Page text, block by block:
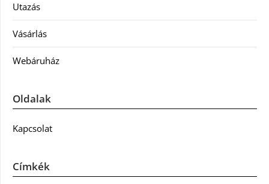
Utazás
Vásárlás
Webáruház
Oldalak
Kapcsolat
Címkék